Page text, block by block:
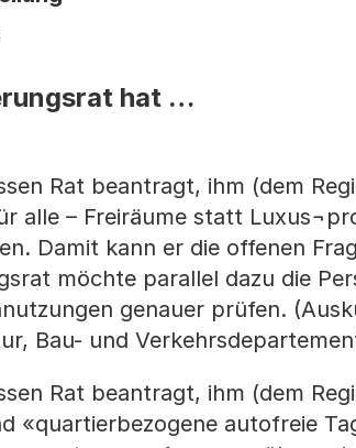
hat …
Rat beantragt, ihm (dem
alle – Freiräume statt
Damit kann er die offenen
möchte parallel dazu die
genauer prüfen.
Bau- und
Rat beantragt, ihm (dem
«quartierbezogene autofreie